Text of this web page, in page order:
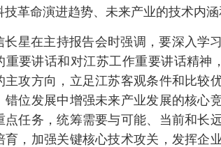
技革命演进趋势、未来产业的技术内涵
长星在主持报告会时强调，要深入学
重要讲话和对江苏工作重要讲话精神
主攻方向，立足江苏客观条件和比较
错位发展中增强未来产业发展的核心
点任务，统筹需要与可能、当前和长
育，加强关键核心技术攻关，发挥企